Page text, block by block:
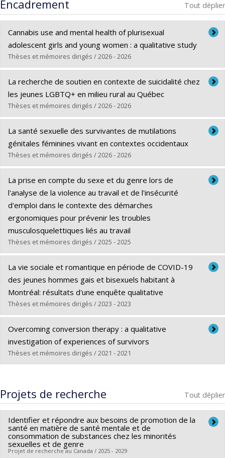
Encadrement Tout déplier
Cannabis use and mental health of plurisexual
adolescent girls and young women : a qualitative study
Thèses et mémoires dirigés / 2026 - 2026
Diplômé(e) : Mangle, Sarah
Cycle :Maîtrise
Diplôme obtenu :M. Sc.
Lien vers le document dans Papyrus
La recherche de soutien en contexte de suicidalité chez
les jeunes LGBTQ+ en milieu rural au Québec
Thèses et mémoires dirigés / 2026 - 2026
Diplômé(e) :Ouellet, Simon
Cycle :Maîtrise
Diplôme obtenu :M. Sc.
Lien vers le document dans Papyrus
La santé sexuelle des survivantes de mutilations
génitales féminines vivant en contextes occidentaux
Thèses et mémoires dirigés / 2026 - 2026
Diplômé(e) :Gareau, Emmanuelle
Cycle :Doctorat
Diplôme obtenu :Ph. D.
Lien vers le document dans Papyrus
La prise en compte du sexe et du genre lors de
l'analyse de la violence au travail et de l'insécurité
d'emploi dans le contexte des démarches
ergonomiques pour prévenir les troubles
musculosquelettiques liés au travail
Thèses et mémoires dirigés / 2025 - 2025
Diplômé(e) : Marques de Queiroz, Marcela
Cycle :Maîtrise
Diplôme obtenu :M. Sc.
Lien vers le document dans Papyrus
La vie sociale et romantique en période de COVID-19
des jeunes hommes gais et bisexuels habitant à
Montréal: résultats d'une enquête qualitative
Thèses et mémoires dirigés / 2023 - 2023
Diplômé(e) :Ferber, Geoffrey
Cycle :Maîtrise
Diplôme obtenu :M. Sc.
Lien vers le document dans Papyrus
Overcoming conversion therapy : a qualitative
investigation of experiences of survivors
Thèses et mémoires dirigés / 2021 - 2021
Cycle :Maîtrise
Diplôme obtenu :M. Sc.
Lien vers le document dans Papyrus
Projets de recherche Tout déplier
Identifier et répondre aux besoins de promotion de la
santé en matière de santé mentale et de
consommation de substances chez les minorités
sexuelles et de genre
Projet de recherche au Canada / 2025 - 2029